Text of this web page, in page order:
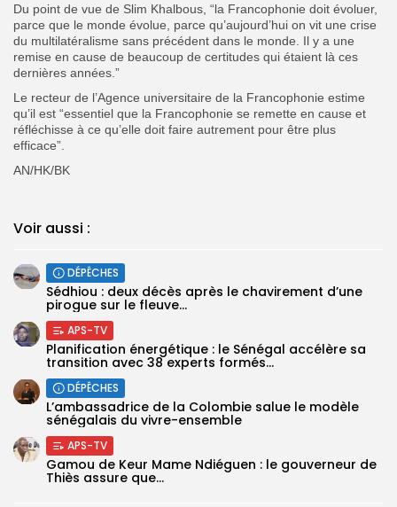
Du point de vue de Slim Khalbous, “la Francophonie doit évoluer,
parce que le monde évolue, parce qu’aujourd’hui on vit une crise
du multilatéralisme sans précédent dans le monde. Il y a une
remise en cause de beaucoup de certitudes qui étaient là ces
dernières années.”
Le recteur de l’Agence universitaire de la Francophonie estime
qu’il est “essentiel que la Francophonie se remette en cause et
réfléchisse à ce qu’elle doit faire autrement pour être plus
efficace”.
AN/HK/BK
Voir aussi :
DÉPÊCHES
Sédhiou : deux décès après le chavirement d’une
pirogue sur le fleuve...
APS-TV
Planification énergétique : le Sénégal accélère sa
transition avec 38 experts formés...
DÉPÊCHES
L’ambassadrice de la Colombie salue le modèle
sénégalais du vivre-ensemble
APS-TV
Gamou de Keur Mame Ndiéguen : le gouverneur de
Thiès assure que...